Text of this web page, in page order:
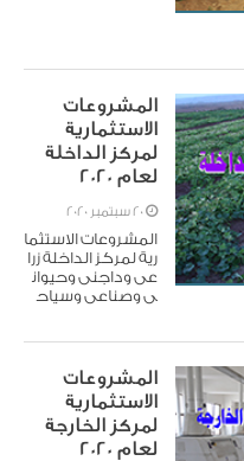
المشروعات
الاستثمارية
لمركز الداخلة
لعام 2020
المشروعات الاستثما
رية لمركز الداخلة زرا
عى وداجنى وحيوان
ى وصناعى وسياح
المشروعات
الاستثمارية
لمركز الخارجة
لعام 2020